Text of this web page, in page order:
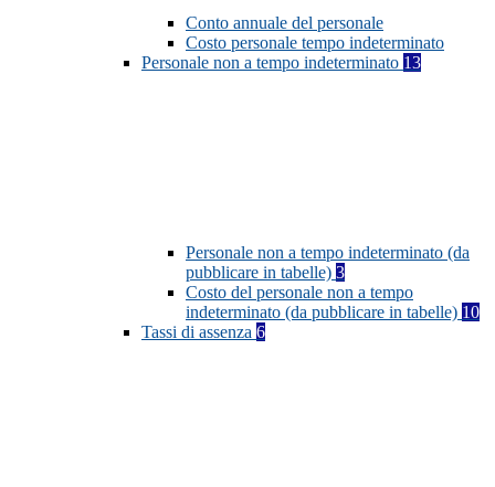
Conto annuale del personale
Costo personale tempo indeterminato
Personale non a tempo indeterminato 13
Personale non a tempo indeterminato (da
pubblicare in tabelle) 3
Costo del personale non a tempo
indeterminato (da pubblicare in tabelle) 10
Tassi di assenza 6